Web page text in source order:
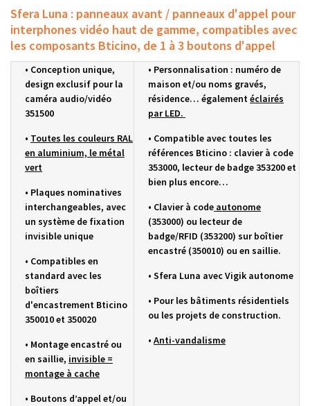
Sfera Luna : panneaux avant / panneaux d'appel pour
interphones vidéo haut de gamme, compatibles avec
les composants Bticino, de 1 à 3 boutons d'appel
• Conception unique,
design exclusif pour la
caméra audio/vidéo
351500
• Toutes les couleurs RAL
en aluminium, le métal
vert
• Plaques nominatives
interchangeables, avec
un système de fixation
invisible unique
• Compatibles en
standard avec les
boîtiers
d'encastrement Bticino
350010 et 350020
• Montage encastré ou
en saillie, invisible =
montage à cache
• Boutons d’appel et/ou
• Personnalisation : numéro de
maison et/ou noms gravés,
résidence… égalementéclairés
par LED.
• Compatible avec toutes les
références Bticino : clavier à code
353000, lecteur de badge 353200 et
bien plus encore…
• Clavier à code autonome
(353000) ou lecteur de
badge/RFID (353200) surboîtier
encastré (350010) ou en saillie.
• Sfera Luna avec Vigik autonome
• Pour les bâtiments résidentiels
ou les projets de construction.
• Anti-vandalisme